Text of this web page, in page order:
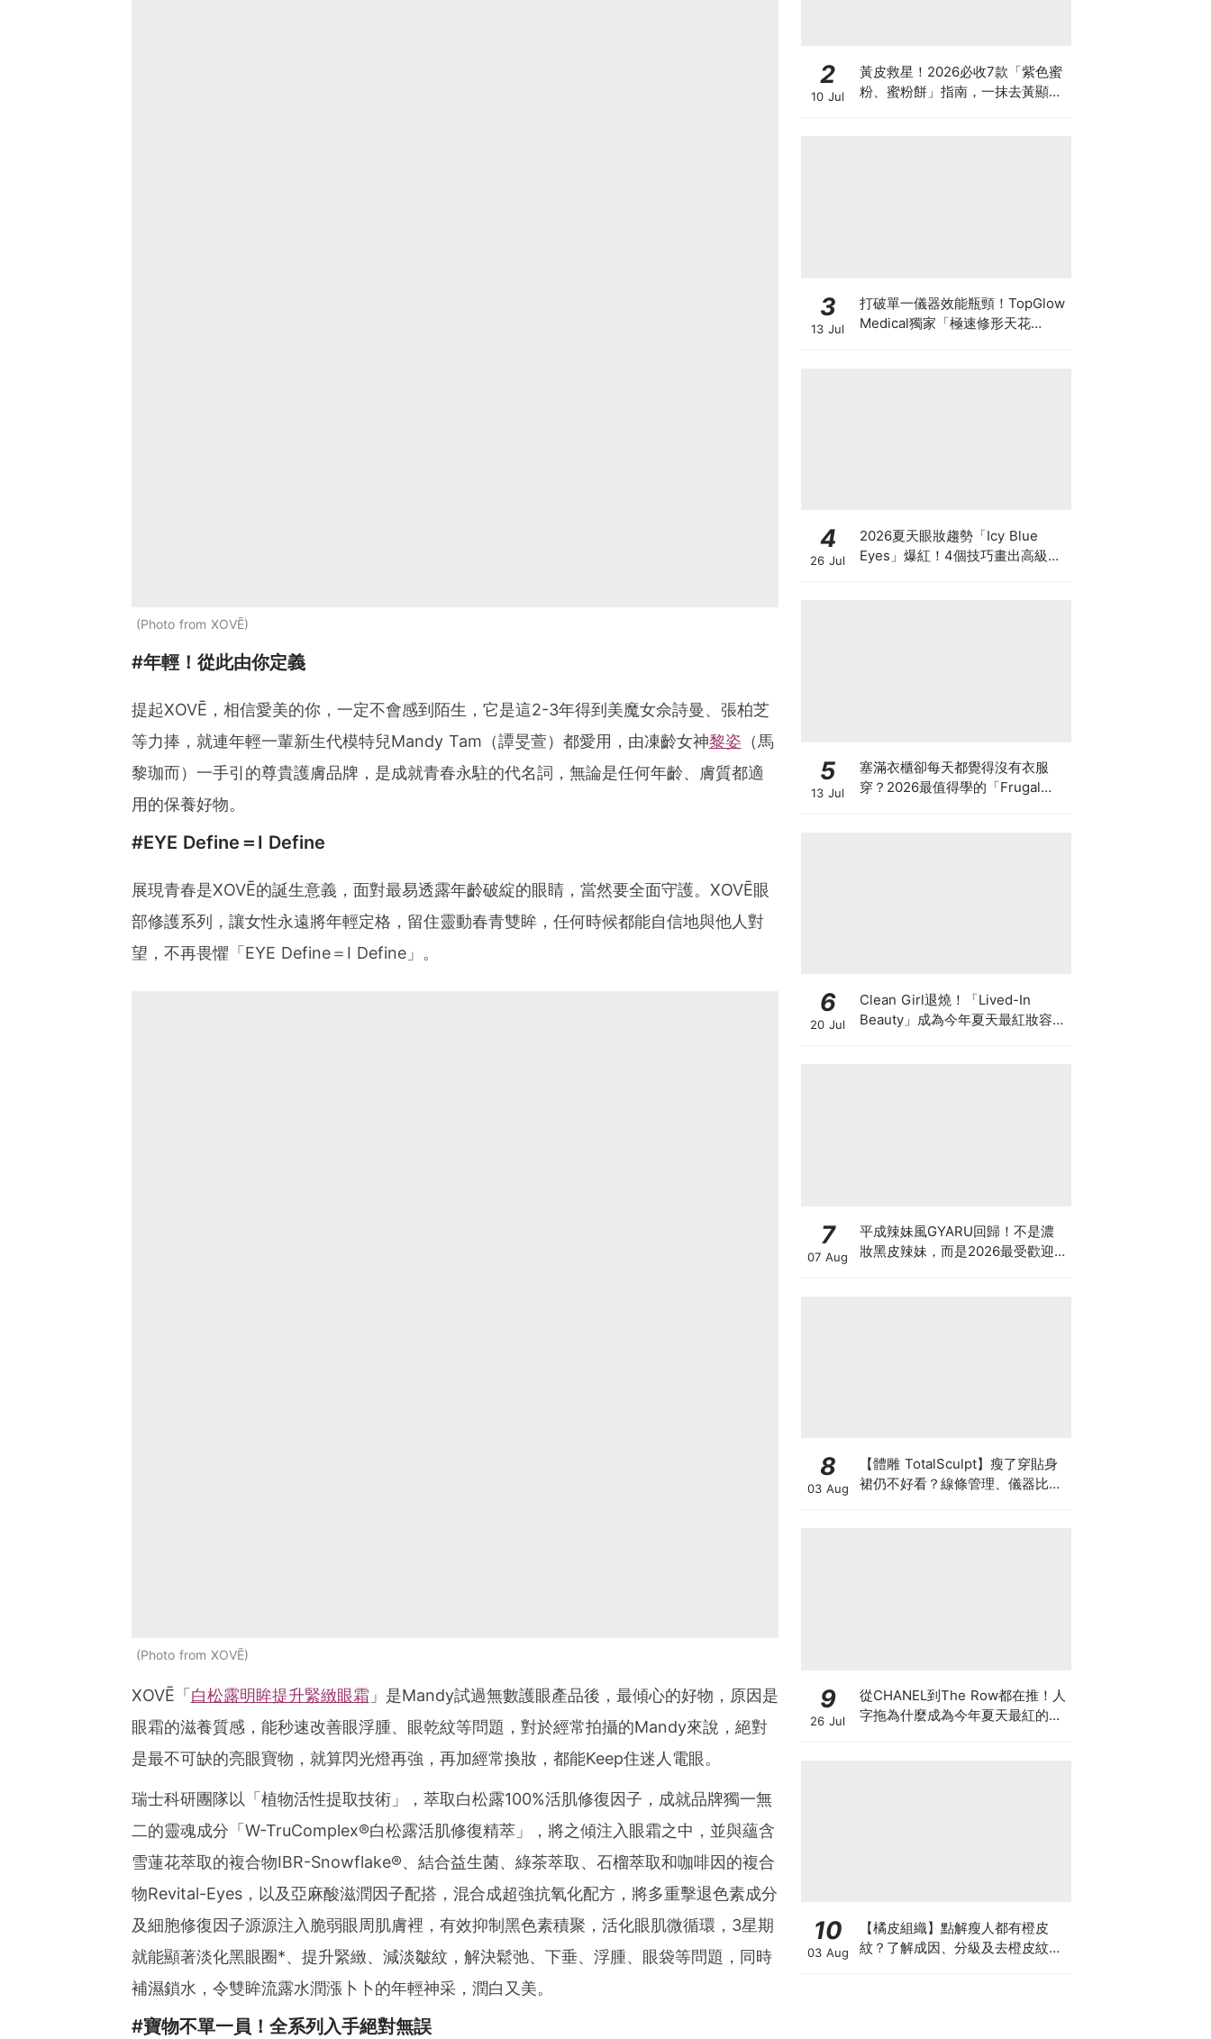
Photo from XOVĒ
#年輕！從此由你定義
提起XOVĒ，相信愛美的你，一定不會感到陌生，它是這2-3年得到美魔女佘詩曼、張柏芝
等力捧，就連年輕一輩新生代模特兒Mandy Tam（譚旻萱）都愛用，由凍齡女神黎姿（馬
黎珈而）一手引的尊貴護膚品牌，是成就青春永駐的代名詞，無論是任何年齡、膚質都適
用的保養好物。
#EYE Define＝I Define
展現青春是XOVĒ的誕生意義，面對最易透露年齡破綻的眼睛，當然要全面守護。XOVĒ眼
部修護系列，讓女性永遠將年輕定格，留住靈動春青雙眸，任何時候都能自信地與他人對
望，不再畏懼「EYE Define＝I Define」。
Photo from XOVĒ
XOVĒ「 白松露明眸提升緊緻眼霜 」是Mandy試過無數護眼產品後，最傾心的好物，原因是
眼霜的滋養質感，能秒速改善眼浮腫、眼乾紋等問題，對於經常拍攝的Mandy來說，絕對
是最不可缺的亮眼寶物，就算閃光燈再強，再加經常換妝，都能Keep住迷人電眼。
瑞士科研團隊以「植物活性提取技術」，萃取白松露100%活肌修復因子，成就品牌獨一無
二的靈魂成分「W-TruComplex®白松露活肌修復精萃」，將之傾注入眼霜之中，並與蘊含
雪蓮花萃取的複合物IBR-Snowflake®、結合益生菌、綠茶萃取、石榴萃取和咖啡因的複合
物Revital-Eyes，以及亞麻酸滋潤因子配搭，混合成超強抗氧化配方，將多重擊退色素成分
及細胞修復因子源源注入脆弱眼周肌膚裡，有效抑制黑色素積聚，活化眼肌微循環，3星期
就能顯著淡化黑眼圈*、提升緊緻、減淡皺紋，解決鬆弛、下垂、浮腫、眼袋等問題，同時
補濕鎖水，令雙眸流露水潤漲卜卜的年輕神采，潤白又美。
#寶物不單一員！全系列入手絕對無誤
2
10 Jul
黃皮救星！2026必收7款「紫色蜜
粉、蜜粉餅」指南，一抹去黃顯
3
13 Jul
打破單一儀器效能瓶頸！TopGlow
Medical獨家「極速修形天花
4
26 Jul
2026夏天眼妝趨勢「Icy Blue
Eyes」爆紅！4個技巧畫出高級冰
5
13 Jul
塞滿衣櫃卻每天都覺得沒有衣服
穿？2026最值得學的「Frugal
6
20 Jul
Clean Girl退燒！「Lived-In
Beauty」成為今年夏天最紅妝容，
7
07 Aug
平成辣妹風GYARU回歸！不是濃
妝黑皮辣妹，而是2026最受歡迎
8
03 Aug
【體雕 TotalSculpt】瘦了穿貼身
裙仍不好看？線條管理、儀器比較
9
26 Jul
從CHANEL到The Row都在推！人
字拖為什麼成為今年夏天最紅的
10
03 Aug
【橘皮組織】點解瘦人都有橙皮
紋？了解成因、分級及去橙皮紋改